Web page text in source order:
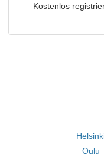
Kostenlos
Oulu